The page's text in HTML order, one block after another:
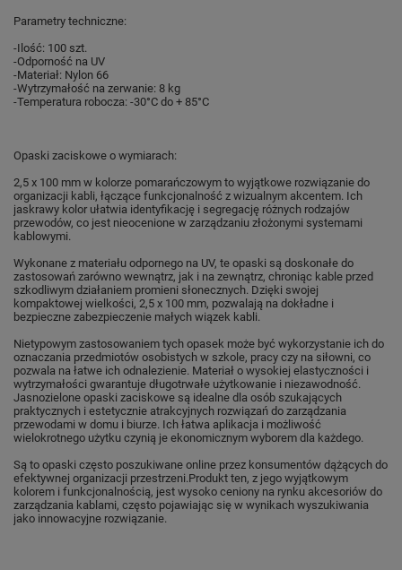
Parametry techniczne:
-Ilość: 100 szt.
-Odporność na UV
-Materiał: Nylon 66
-Wytrzymałość na zerwanie: 8 kg
-Temperatura robocza: -30°C do + 85°C
Opaski zaciskowe o wymiarach:
2,5 x 100 mm w kolorze pomarańczowym to wyjątkowe rozwiązanie do
organizacji kabli, łączące funkcjonalność z wizualnym akcentem. Ich
jaskrawy kolor ułatwia identyfikację i segregację różnych rodzajów
przewodów, co jest nieocenione w zarządzaniu złożonymi systemami
kablowymi.
Wykonane z materiału odpornego na UV, te opaski są doskonałe do
zastosowań zarówno wewnątrz, jak i na zewnątrz, chroniąc kable przed
szkodliwym działaniem promieni słonecznych. Dzięki swojej
kompaktowej wielkości, 2,5 x 100 mm, pozwalają na dokładne i
bezpieczne zabezpieczenie małych wiązek kabli.
Nietypowym zastosowaniem tych opasek może być wykorzystanie ich do
oznaczania przedmiotów osobistych w szkole, pracy czy na siłowni, co
pozwala na łatwe ich odnalezienie. Materiał o wysokiej elastyczności i
wytrzymałości gwarantuje długotrwałe użytkowanie i niezawodność.
Jasnozielone opaski zaciskowe są idealne dla osób szukających
praktycznych i estetycznie atrakcyjnych rozwiązań do zarządzania
przewodami w domu i biurze. Ich łatwa aplikacja i możliwość
wielokrotnego użytku czynią je ekonomicznym wyborem dla każdego.
Są to opaski często poszukiwane online przez konsumentów dążących do
efektywnej organizacji przestrzeni.Produkt ten, z jego wyjątkowym
kolorem i funkcjonalnością, jest wysoko ceniony na rynku akcesoriów do
zarządzania kablami, często pojawiając się w wynikach wyszukiwania
jako innowacyjne rozwiązanie.